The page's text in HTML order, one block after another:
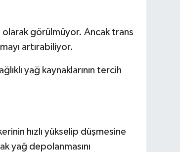
görülmüyor. Ancak trans
artırabiliyor.
yağ kaynaklarının tercih
hızlı yükselip düşmesine
yağ depolanmasını